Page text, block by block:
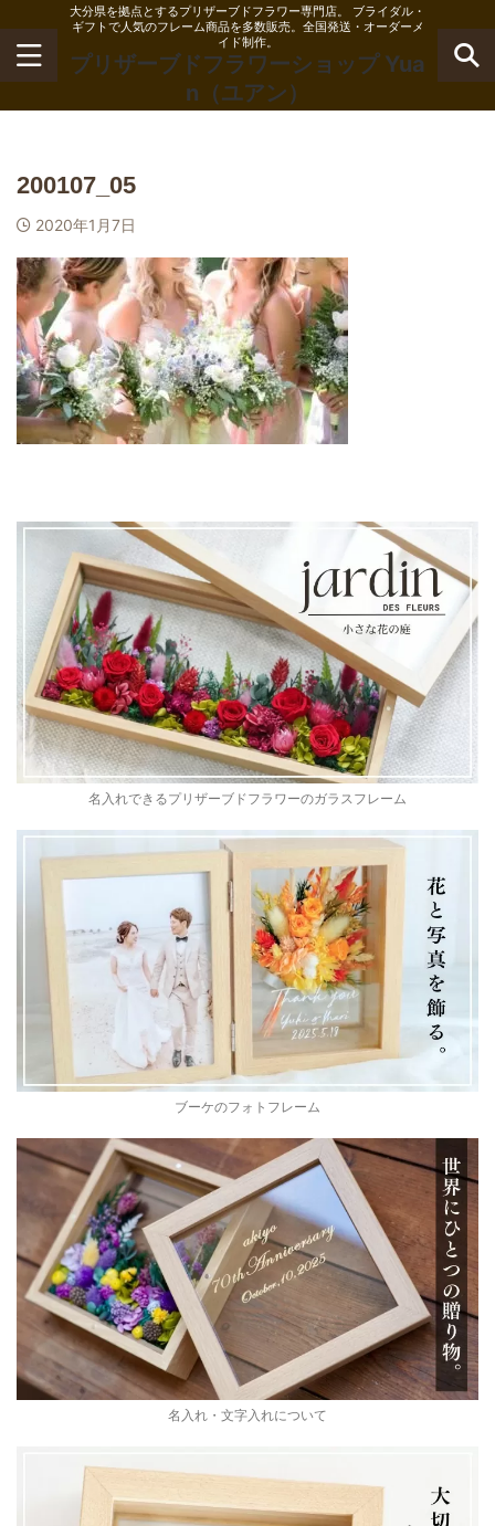
大分県を拠点とするプリザーブドフラワー専門店。 ブライダル・
ギフトで人気のフレーム商品を多数販売。全国発送・オーダーメ
イド制作。
プリザーブドフラワーショップ Yua
n（ユアン）
200107_05
2020年1月7日
名入れできるプリザーブドフラワーのガラスフレーム
ブーケのフォトフレーム
名入れ・文字入れについて